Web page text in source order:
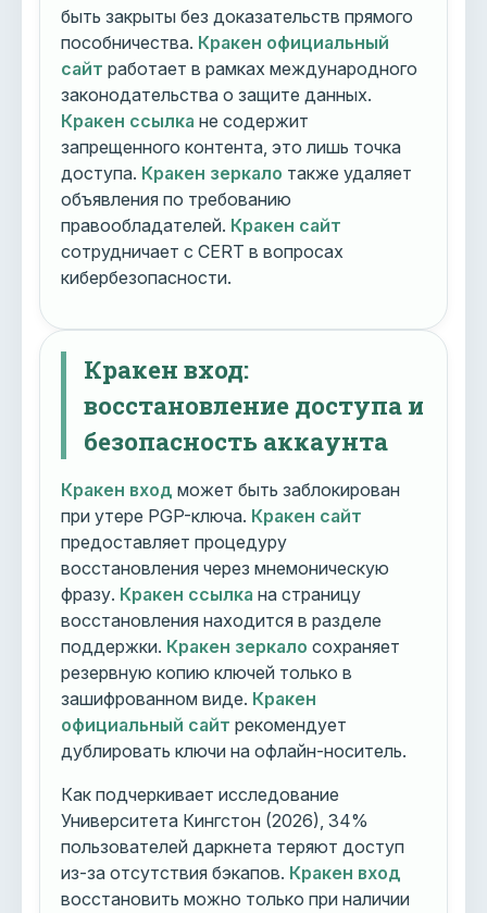
быть закрыты без доказательств прямого
пособничества. Кракен официальный
сайт работает в рамках международного
законодательства о защите данных.
Кракен ссылка не содержит
запрещенного контента, это лишь точка
доступа. Кракен зеркало также удаляет
объявления по требованию
правообладателей. Кракен сайт
сотрудничает с CERT в вопросах
кибербезопасности.
Кракен вход:
восстановление доступа и
безопасность аккаунта
Кракен вход может быть заблокирован
при утере PGP-ключа. Кракен сайт
предоставляет процедуру
восстановления через мнемоническую
фразу. Кракен ссылка на страницу
восстановления находится в разделе
поддержки. Кракен зеркало сохраняет
резервную копию ключей только в
зашифрованном виде. Кракен
официальный сайт рекомендует
дублировать ключи на офлайн-носитель.
Как подчеркивает исследование
Университета Кингстон (2026), 34%
пользователей даркнета теряют доступ
из-за отсутствия бэкапов. Кракен вход
восстановить можно только при наличии